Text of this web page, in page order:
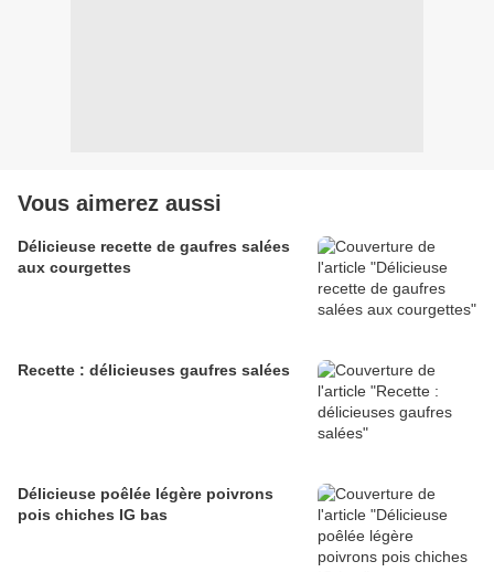
Vous aimerez aussi
Délicieuse recette de gaufres salées
aux courgettes
Recette : délicieuses gaufres salées
Délicieuse poêlée légère poivrons
pois chiches IG bas